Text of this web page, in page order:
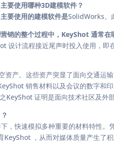
要使用哪种3D建模软件？
要使用的建模软件是SolidWorks。
销的整个过程中，KeyShot 通常在
设计流程接近尾声时投入使用，即
产。这些资产突显了面向交通运
销售材料以及会议的数字和
证明是面向技术社区及外
，快速模拟多种重要的材料特性
，从而对媒体质量产生了